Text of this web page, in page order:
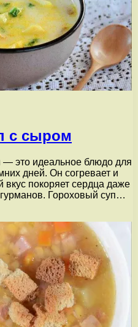
с сыром
— это идеальное блюдо для
дней. Он согревает и
покоряет сердца даже
Гороховый суп…